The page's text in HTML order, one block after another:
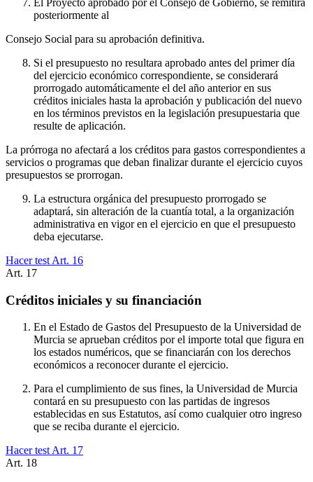
El Proyecto aprobado por el Consejo de Gobierno, se remitirá
posteriormente al
Consejo Social para su aprobación definitiva.
Si el presupuesto no resultara aprobado antes del primer día
del ejercicio económico correspondiente, se considerará
prorrogado automáticamente el del año anterior en sus
créditos iniciales hasta la aprobación y publicación del nuevo
en los términos previstos en la legislación presupuestaria que
resulte de aplicación.
La prórroga no afectará a los créditos para gastos correspondientes a
servicios o programas que deban finalizar durante el ejercicio cuyos
presupuestos se prorrogan.
La estructura orgánica del presupuesto prorrogado se
adaptará, sin alteración de la cuantía total, a la organización
administrativa en vigor en el ejercicio en que el presupuesto
deba ejecutarse.
Hacer test Art. 16
Art. 17
Créditos iniciales y su financiación
En el Estado de Gastos del Presupuesto de la Universidad de
Murcia se aprueban créditos por el importe total que figura en
los estados numéricos, que se financiarán con los derechos
económicos a reconocer durante el ejercicio.
Para el cumplimiento de sus fines, la Universidad de Murcia
contará en su presupuesto con las partidas de ingresos
establecidas en sus Estatutos, así como cualquier otro ingreso
que se reciba durante el ejercicio.
Hacer test Art. 17
Art. 18